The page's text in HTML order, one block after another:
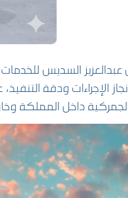
السديس
الإجراءات ودقة
داخل المملكة